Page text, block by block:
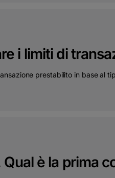
i limiti di
prestabilito in base al
è la prima